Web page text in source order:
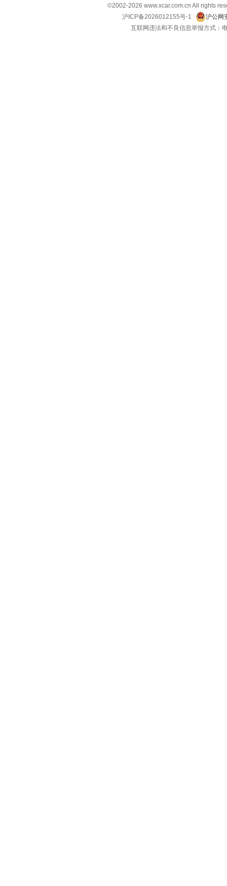
©2002-2026 www.xcar.com.cn All rights
沪ICP备2026012155号-1
沪公网
互联网违法和不良信息举报方式：